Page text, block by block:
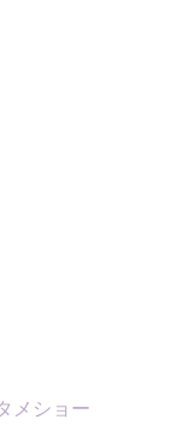
メショー